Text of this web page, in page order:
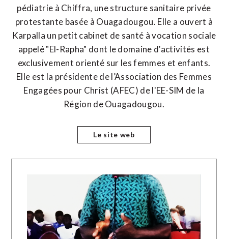
pédiatrie à Chiffra, une structure sanitaire privée
protestante basée à Ouagadougou. Elle a ouvert à
Karpalla un petit cabinet de santé à vocation sociale
appelé "El-Rapha" dont le domaine d'activités est
exclusivement orienté sur les femmes et enfants.
Elle est la présidente de l’Association des Femmes
Engagées pour Christ (AFEC) de l'EE-SIM de la
Région de Ouagadougou.
Le site web